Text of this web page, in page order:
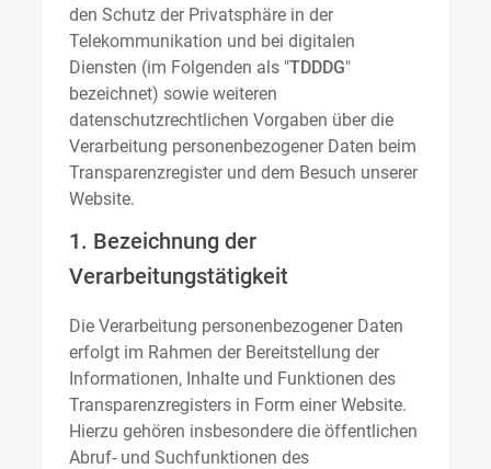
den Schutz der Privatsphäre in der
Telekommunikation und bei digitalen
Diensten (im Folgenden als "TDDDG"
bezeichnet) sowie weiteren
datenschutzrechtlichen Vorgaben über die
Verarbeitung personenbezogener Daten beim
Transparenzregister und dem Besuch unserer
Website.
1. Bezeichnung der
Verarbeitungstätigkeit
Die Verarbeitung personenbezogener Daten
erfolgt im Rahmen der Bereitstellung der
Informationen, Inhalte und Funktionen des
Transparenzregisters in Form einer Website.
Hierzu gehören insbesondere die öffentlichen
Abruf- und Suchfunktionen des